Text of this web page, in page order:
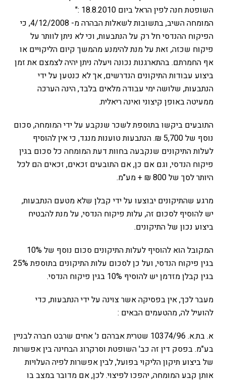
השופטת חנה לפין הראל ביום 18.8.2010 :"
המומחה השיב, בתשובות לשאלות הבהרה מ- 4/12/2008, כי
הפיקוח ההנדסי חל רק על הנתבעות, וכי לא ניתן לוותר על
פיקוח שכזה, זאת על מנת להימנע מהמשך קיום הליקויים או
אף החמרתם. בהתארגנות נכונה ויעלה ניתן יהיה לצמצם את זמן
ביצוע עבודות התיקונים הנדרשים, אך לא כנטען על ידי
הנתבעות, שלושה ימי עבודה מלאים בלבד, הינה הערכה
ממעיטה באופן קיצוני ואינה ריאלית.
התובעים ביקשו בתוספת לשכר שנקבע על ידי המומחה, סכום
נוסף של 5,700 ₪. הנתבעות טוענות מנגד, כי אין להוסיף
לעלות התיקונים שנקבעה בחוות דעת המומחה כל סכום בגין
פיקוח הנדסי, וגם אם כן, אם התובעים זכאים, זכאים הם לכל
היותר לסך של 800 ₪ + מע"מ.
מרגע שהתיקונים יבוצעו על ידי קבלן שלא מטעם הנתבעות,
יש להוסיף לסכום זה, עלות פיקוח הנדסי, על מנת להבטיח
ביצוע נכון של התיקונים.
המקובל הוא להוסיף לעלות התיקונים סכום נוסף של 10%
בגין פיקוח הנדסי, ועל כן לסכום עלות התיקונים בתוספת 25%
בגין קבלן מזדמן יש להוסיף 10% בגין פיקוח הנדסי.
מעבר לכך, אין בפסיקה אשר צוינה על ידי הנתבעות, כדי
להועיל לה, מהטעמים הבאים :
א. בת.א. 10374/96 שטרית אברהם נ' אחים שרבט חברה לבניין
בע"מ. בפסק דין זה כב' השופטת וסרקרוג הבחינה בין אפשרות
של ביצוע תיקון הליקוי בפועל, לבין אפשרות לפיה העלויות
אותן קבע המומחה, יהפכו לפיצוי. לכן, אם מדובר במצב בו